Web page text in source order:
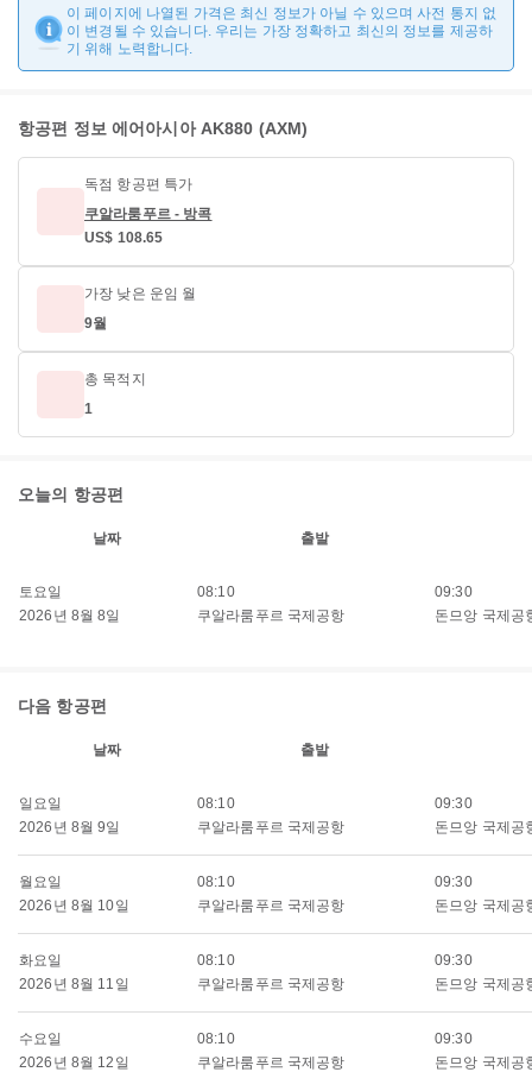
이 페이지에 나열된 가격은 최신 정보가 아닐 수 있으며 사전 통지 없
이 변경될 수 있습니다. 우리는 가장 정확하고 최신의 정보를 제공하
기 위해 노력합니다.
항공편 정보 에어아시아 AK880 (AXM)
독점 항공편 특가
쿠알라룸푸르 - 방콕
US$ 108.65
가장 낮은 운임 월
9월
총 목적지
1
오늘의 항공편
날짜 출발
토요일
2026년 8월 8일
08:10
쿠알라룸푸르 국제공항
09:30
돈므앙 국제공
다음 항공편
날짜 출발
일요일
2026년 8월 9일
08:10
쿠알라룸푸르 국제공항
09:30
돈므앙 국제공
월요일
2026년 8월 10일
08:10
쿠알라룸푸르 국제공항
09:30
돈므앙 국제공
화요일
2026년 8월 11일
08:10
쿠알라룸푸르 국제공항
09:30
돈므앙 국제공
수요일
2026년 8월 12일
08:10
쿠알라룸푸르 국제공항
09:30
돈므앙 국제공